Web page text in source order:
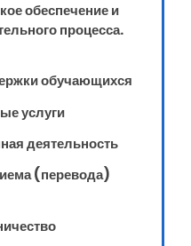
обеспечение и
процесса.
обучающихся
услуги
деятельность
(перевода)